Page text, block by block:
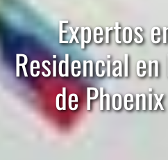
Expertos
Residencial
de